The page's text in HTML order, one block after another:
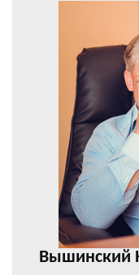
Вышинский